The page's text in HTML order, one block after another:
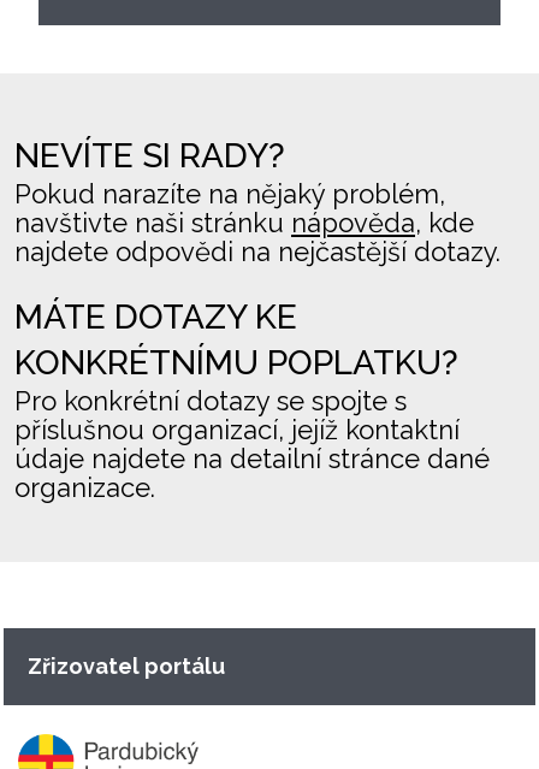
NEVÍTE SI RADY?
Pokud narazíte na nějaký problém,
navštivte naši stránku nápověda, kde
najdete odpovědi na nejčastější dotazy.
MÁTE DOTAZY KE
KONKRÉTNÍMU POPLATKU?
Pro konkrétní dotazy se spojte s
příslušnou organizací, jejíž kontaktní
údaje najdete na detailní stránce dané
organizace.
Zřizovatel portálu